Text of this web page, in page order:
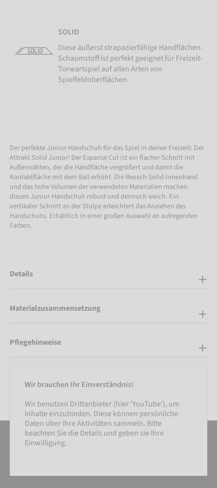
SOLID
Diese äußerst strapazierfähige Handflächen-
Schaumstoff ist perfekt geeignet für Freizeit-
Torwartspiel auf allen Arten von
Spielfeldoberflächen.
Der perfekte Junior-Handschuh für das Spiel in deiner Freizeit: Der
Attrakt Solid Junior! Der Expanse Cut ist ein flacher Schnitt mit
Außennähten, der die Handfläche vergrößert und damit die
Kontaktfläche mit dem Ball erhöht. Die Reusch Solid-Innenhand
und das hohe Volumen der verwendeten Materialien machen
diesen Junior-Handschuh robust und dennoch weich. Ein
vertikaler Schnitt an der Stulpe erleichtert das Anziehen des
Handschuhs. Erhältlich in einer großen Auswahl an aufregenden
Farben.
Details
Materialzusammensetzung
Pflegehinweise
Wir brauchen Ihr Einverständnis!
Wir benutzen Drittanbieter (hier 'YouTube'), um
Inhalte einzubinden. Diese können persönliche
Daten über Ihre Aktivitäten sammeln. Bitte
beachten Sie die Details und geben sie Ihre
Einwilligung.